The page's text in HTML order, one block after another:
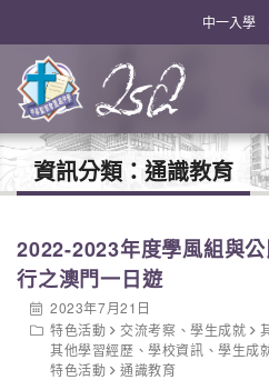
中一入學
資訊分類： 通識教育
2022-2023年度學風組與
行之澳門一日遊
2023年7月21日
特色活動
交流考察 、學生成就
其他學習經歷 、學校資訊 、學生成
特色活動
通識教育